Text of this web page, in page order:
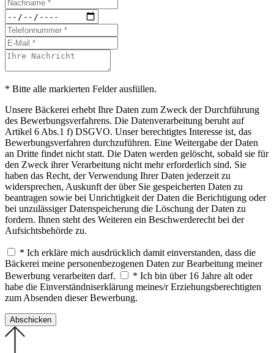
* Bitte alle markierten Felder ausfüllen.
Unsere Bäckerei erhebt Ihre Daten zum Zweck der Durchführung
des Bewerbungsverfahrens. Die Datenverarbeitung beruht auf
Artikel 6 Abs.1 f) DSGVO. Unser berechtigtes Interesse ist, das
Bewerbungsverfahren durchzuführen. Eine Weitergabe der Daten
an Dritte findet nicht statt. Die Daten werden gelöscht, sobald sie für
den Zweck ihrer Verarbeitung nicht mehr erforderlich sind. Sie
haben das Recht, der Verwendung Ihrer Daten jederzeit zu
widersprechen, Auskunft der über Sie gespeicherten Daten zu
beantragen sowie bei Unrichtigkeit der Daten die Berichtigung oder
bei unzulässiger Datenspeicherung die Löschung der Daten zu
fordern. Ihnen steht des Weiteren ein Beschwerderecht bei der
Aufsichtsbehörde zu.
* Ich erkläre mich ausdrücklich damit einverstanden, dass die
Bäckerei meine personenbezogenen Daten zur Bearbeitung meiner
Bewerbung verarbeiten darf.
* Ich bin über 16 Jahre alt oder
habe die Einverständniserklärung meines/r Erziehungsberechtigten
zum Absenden dieser Bewerbung.